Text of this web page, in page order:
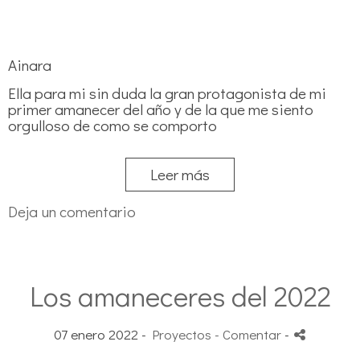
Ainara
Ella para mi sin duda la gran protagonista de mi
primer amanecer del año y de la que me siento
orgulloso de como se comporto
Leer más
Deja un comentario
Los amaneceres del 2022
07 enero 2022 - Proyectos - Comentar -